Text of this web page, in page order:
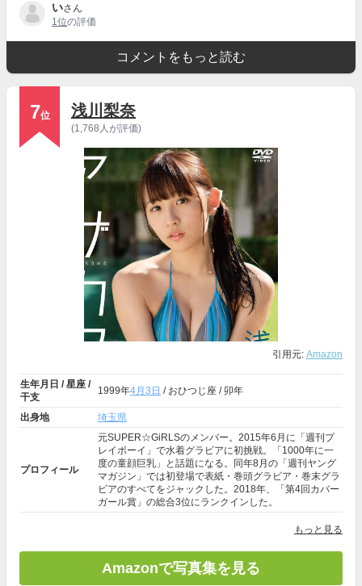
いさん
1位の評価
コメントをもっと読む
7位 浅川梨奈
(1,768人が評価)
引用元: Amazon
生年月日 / 星座 /
干支
1999年4月3日 / おひつじ座 / 卯年
出身地 埼玉県
プロフィール
元SUPER☆GiRLSのメンバー。2015年6月に「週刊プ
レイボーイ」で水着グラビアに初挑戦。「1000年に一
度の童顔巨乳」と話題になる。同年8月の「週刊ヤング
マガジン」では初登場で表紙・巻頭グラビア・巻末グラ
ビアのすべてをジャックした。2018年、「第4回カバー
ガール賞」の総合3位にランクインした。
もっと見る
Amazonで写真集を見る